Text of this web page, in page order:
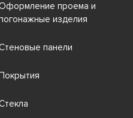
проема и
изделия
панели